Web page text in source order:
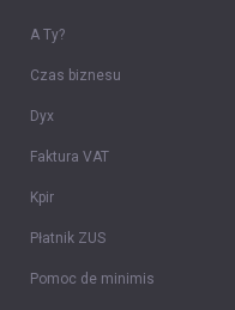
A Ty?
Czas biznesu
Dyx
Faktura VAT
Kpir
Płatnik ZUS
Pomoc de minimis